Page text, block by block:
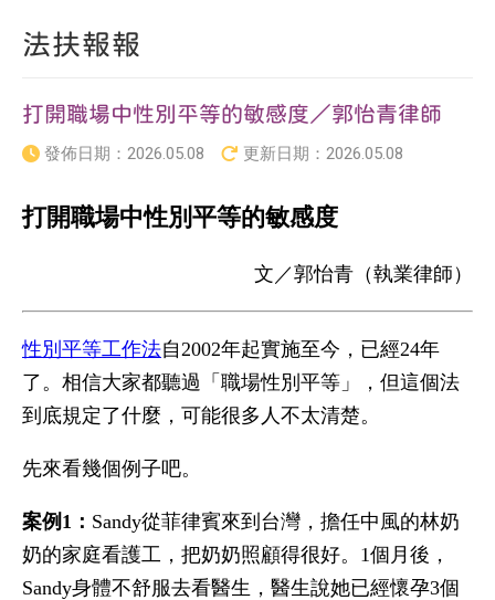
法扶報報
打開職場中性別平等的敏感度／郭怡青律師
發佈日期： 2026.05.08 更新日期： 2026.05.08
打開職場中性別平等的敏感度
文／郭怡青（執業律師）
性別平等工作法自2002年起實施至今，已經24年
了。相信大家都聽過「職場性別平等」，但這個法
到底規定了什麼，可能很多人不太清楚。
先來看幾個例子吧。
案例1： Sandy從菲律賓來到台灣，擔任中風的林奶
奶的家庭看護工，把奶奶照顧得很好。1個月後，
Sandy身體不舒服去看醫生，醫生說她已經懷孕3個